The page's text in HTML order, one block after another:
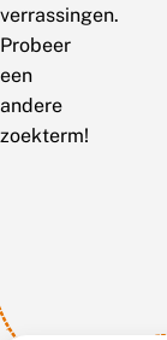
verrassingen.
Probeer
een
andere
zoekterm!